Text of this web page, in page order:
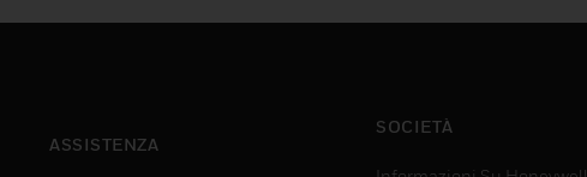
ASSISTENZA
SOCIETÀ